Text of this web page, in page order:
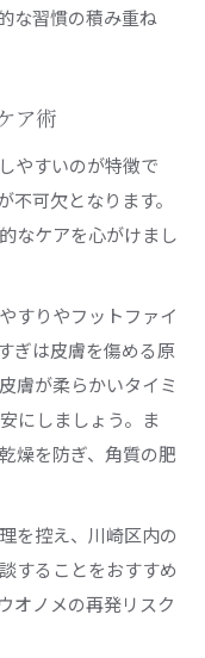
な習慣の積み重ね
ア術
やすいのが特徴で
可欠となります。
なケアを心がけまし
すりやフットファイ
ぎは皮膚を傷める原
膚が柔らかいタイミ
にしましょう。ま
燥を防ぎ、角質の肥
を控え、川崎区内の
することをおすすめ
オノメの再発リスク